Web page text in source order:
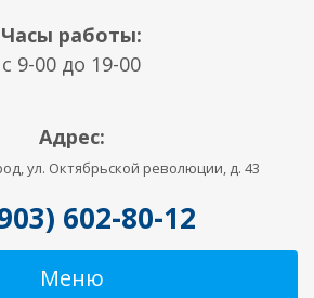
Часы работы:
c 9-00 до 19-00
Адрес:
ул. Октябрьской революции, д. 43
602-80-12
Меню